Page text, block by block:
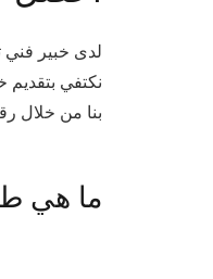
لدى خبير فني
نكتفي بتقديم
بنا من خلال
ما هي